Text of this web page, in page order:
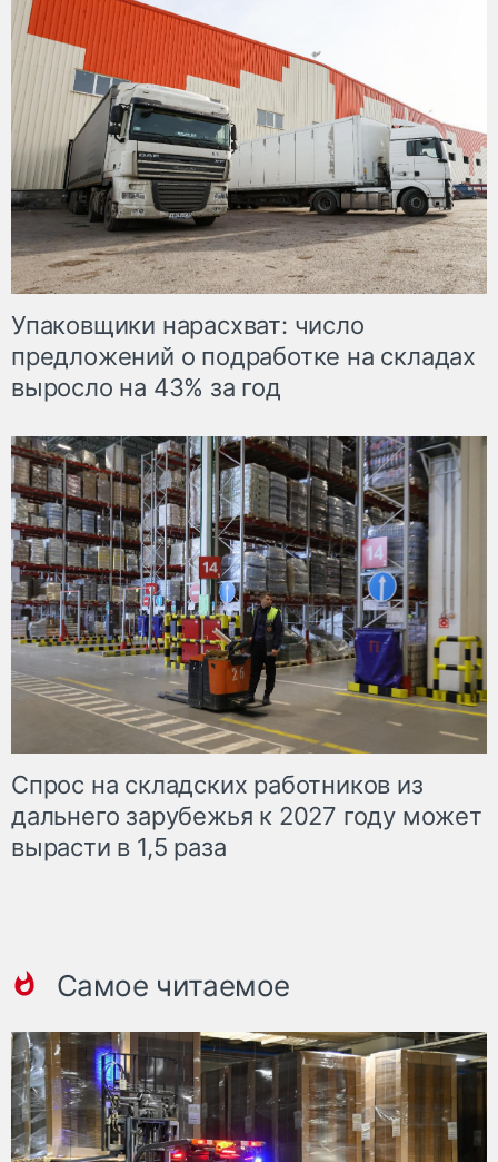
Упаковщики нарасхват: число
предложений о подработке на складах
выросло на 43% за год
Спрос на складских работников из
дальнего зарубежья к 2027 году может
вырасти в 1,5 раза
Самое читаемое